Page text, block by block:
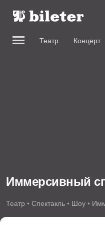
Театр Концерт
Иммерсивный
Театр • Спектакль • Шоу •